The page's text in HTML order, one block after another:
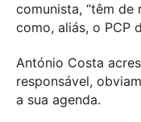
comunista, “têm de
como, aliás, o PCP
António Costa
responsável,
a sua agenda.